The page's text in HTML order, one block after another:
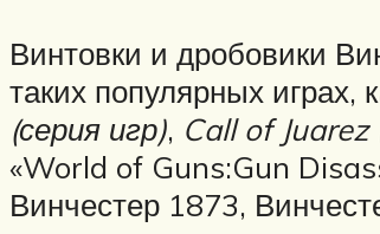
Винтовки и дробовики
таких популярных
(серия игр), Call of Juarez
«World of Guns:Gun
Винчестер 1873,